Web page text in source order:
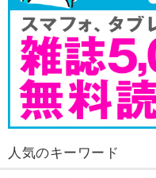
人気のキーワード